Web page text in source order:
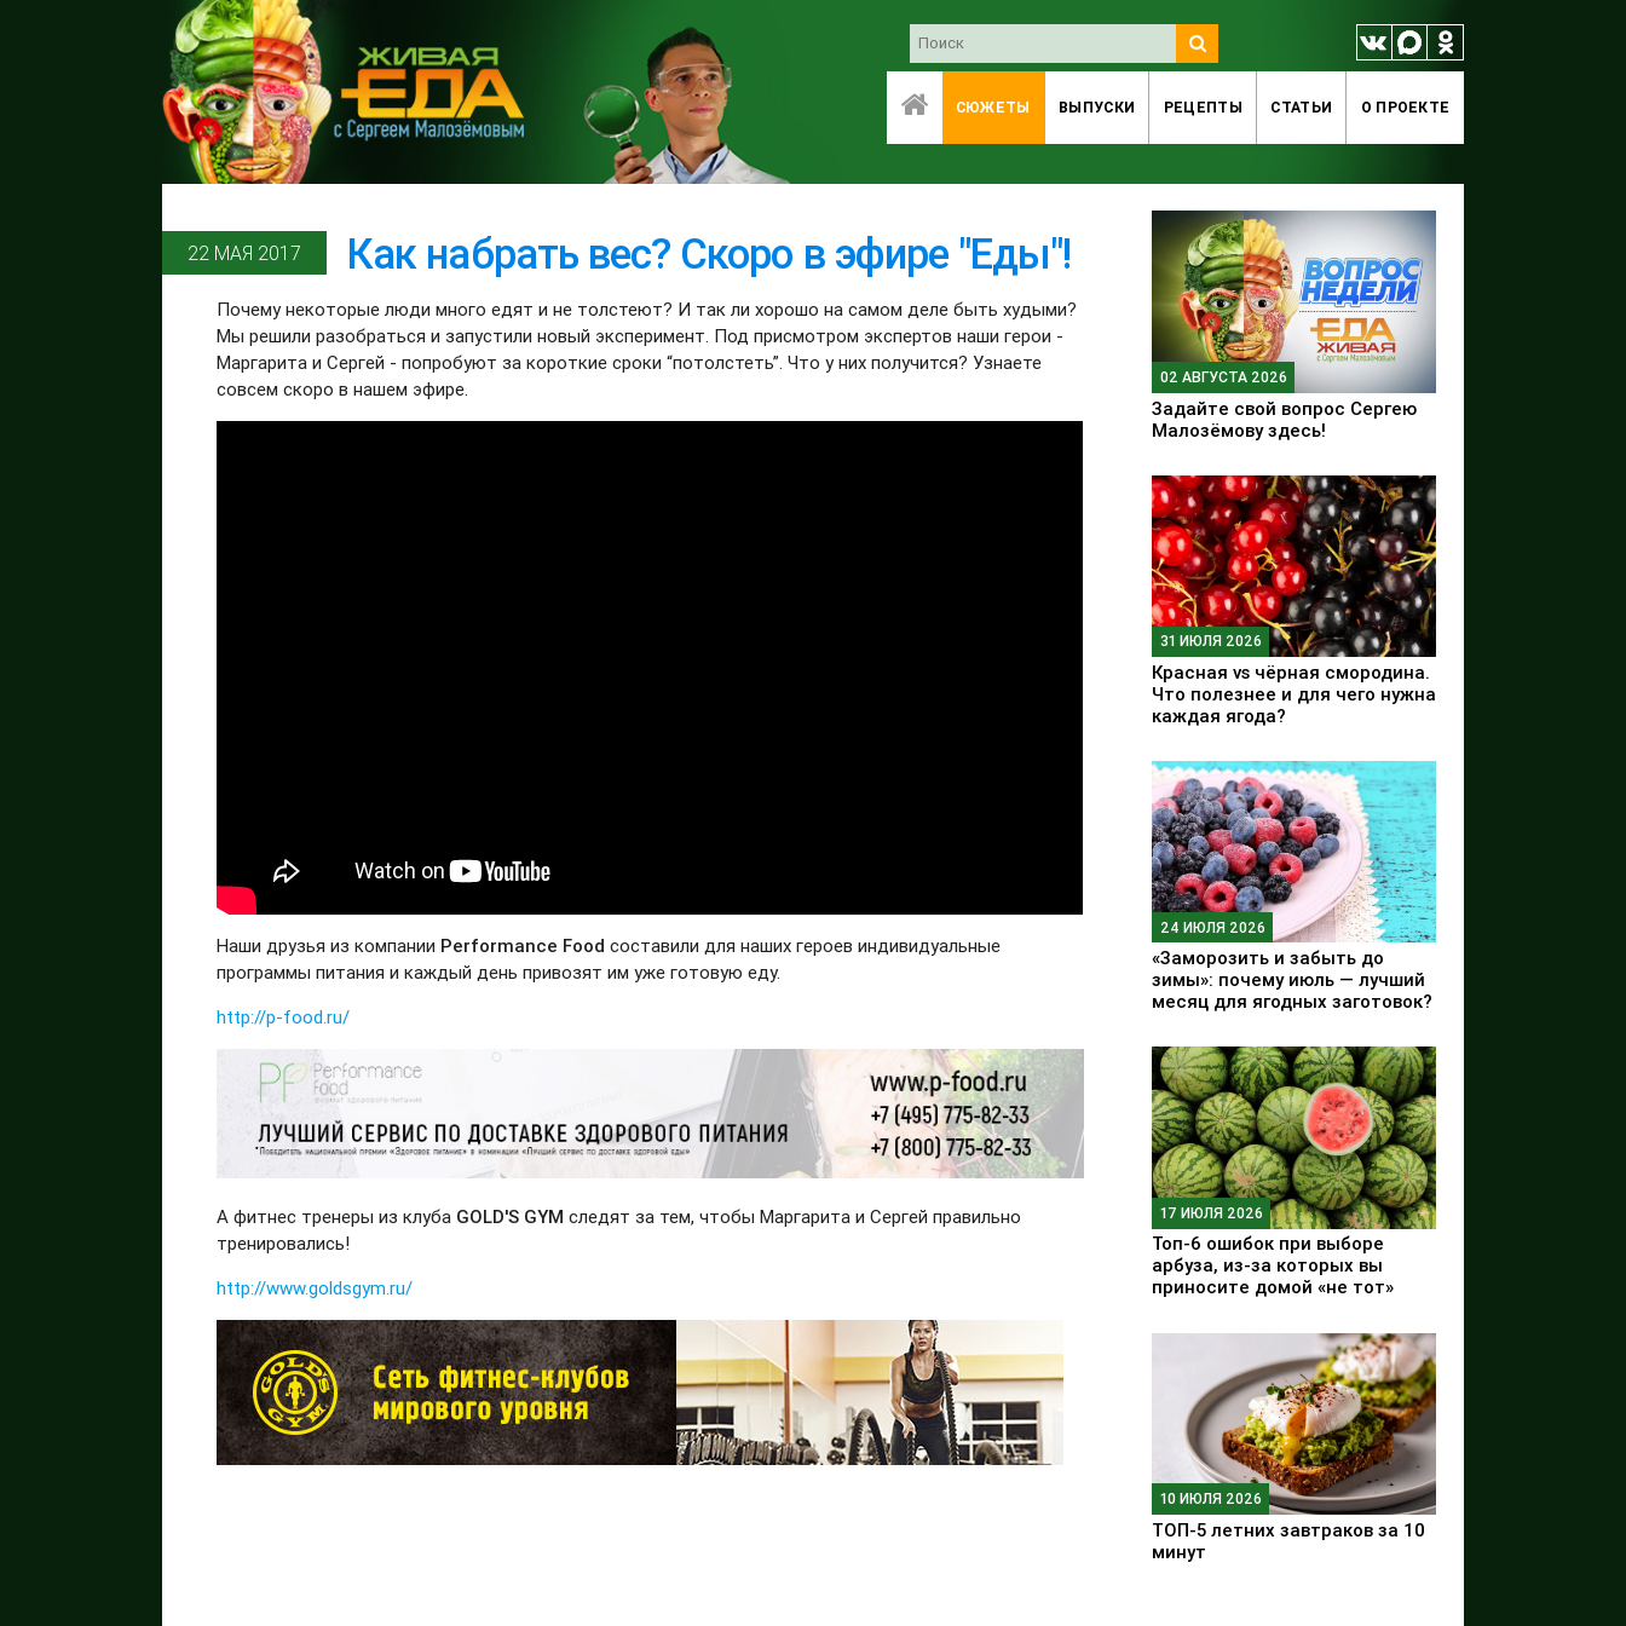
СЮЖЕТЫ ВЫПУСКИ РЕЦЕПТЫ СТАТЬИ O ПРОЕКТЕ
22 МАЯ 2017 Как набрать вес? Cкоро в эфире "Еды"!
Почему некоторые люди много едят и не толстеют? И так ли хорошо на самом деле быть худыми?
Мы решили разобраться и запустили новый эксперимент. Под присмотром экспертов наши герои -
Маргарита и Сергей - попробуют за короткие сроки “потолстеть”. Что у них получится? Узнаете
совсем скоро в нашем эфире.
Наши друзья из компании Performance Food составили для наших героев индивидуальные
программы питания и каждый день привозят им уже готовую еду.
http://p-food.ru/
А фитнес тренеры из клуба GOLD'S GYM следят за тем, чтобы Маргарита и Сергей правильно
тренировались!
http://www.goldsgym.ru/
02 АВГУСТА 2026
Задайте свой вопрос Сергею
Малозёмову здесь!
31 ИЮЛЯ 2026
Красная vs чёрная смородина.
Что полезнее и для чего нужна
каждая ягода?
24 ИЮЛЯ 2026
«Заморозить и забыть до
зимы»: почему июль — лучший
месяц для ягодных заготовок?
17 ИЮЛЯ 2026
Топ-6 ошибок при выборе
арбуза, из-за которых вы
приносите домой «не тот»
10 ИЮЛЯ 2026
ТОП-5 летних завтраков за 10
минут